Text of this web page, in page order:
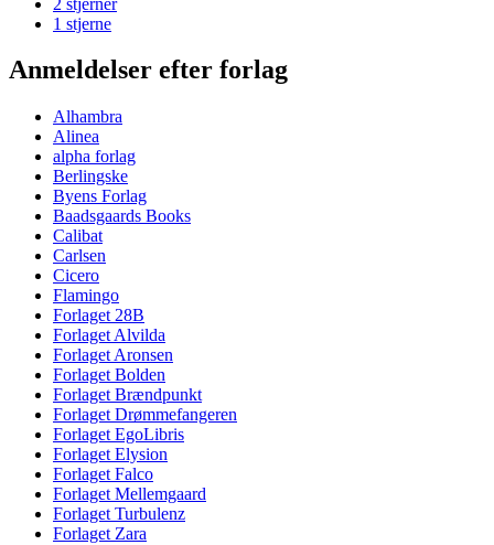
1 stjerne
Anmeldelser efter forlag
Alhambra
Alinea
alpha forlag
Berlingske
Byens Forlag
Baadsgaards Books
Calibat
Carlsen
Cicero
Flamingo
Forlaget 28B
Forlaget Alvilda
Forlaget Aronsen
Forlaget Bolden
Forlaget Brændpunkt
Forlaget Drømmefangeren
Forlaget EgoLibris
Forlaget Elysion
Forlaget Falco
Forlaget Mellemgaard
Forlaget Turbulenz
Forlaget Zara